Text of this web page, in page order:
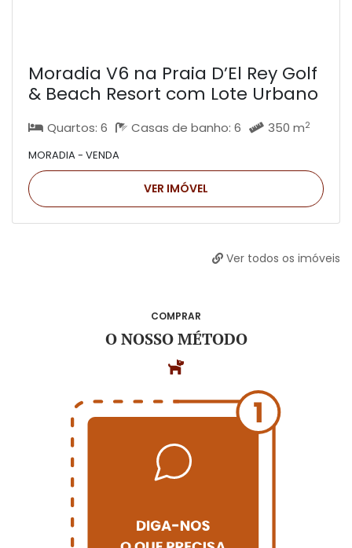
Moradia V6 na Praia D’El Rey Golf
& Beach Resort com Lote Urbano
Quartos: 6 Casas de banho: 6 350 m2
MORADIA - VENDA
VER IMÓVEL
Ver todos os imóveis
COMPRAR
O NOSSO MÉTODO